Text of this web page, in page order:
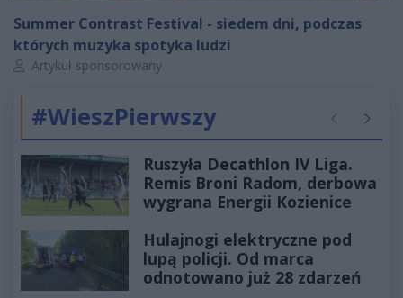
Summer Contrast Festival - siedem dni, podczas
których muzyka spotyka ludzi
Autor artykułu:
Artykuł sponsorowany
#WieszPierwszy Poprzednie
Ruszyła Decathlon IV Liga.
Remis Broni Radom, derbowa
wygrana Energii Kozienice
Hulajnogi elektryczne pod
lupą policji. Od marca
odnotowano już 28 zdarzeń